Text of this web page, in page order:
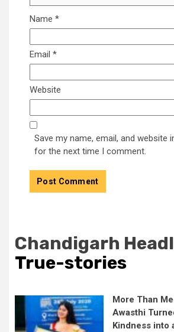
Name *
Email *
Website
Save my name, email, and website
for the next time I comment.
Chandigarh
True-stories
More Than
Awasthi
Kindness into